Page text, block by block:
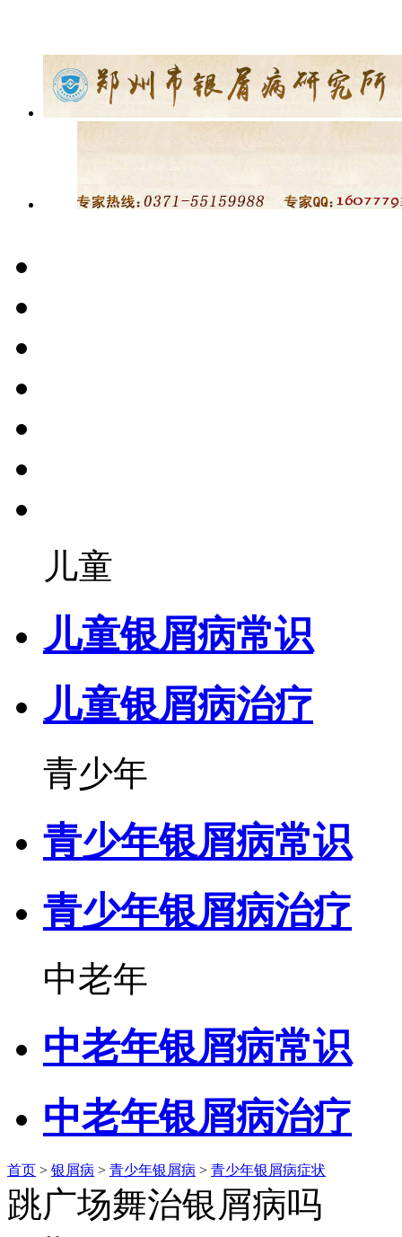
儿童
儿童银屑病常识
儿童银屑病治疗
青少年
青少年银屑病常识
青少年银屑病治疗
中老年
中老年银屑病常识
中老年银屑病治疗
首页 > 银屑病 > 青少年银屑病 > 青少年银屑病症状
跳广场舞治银屑病吗